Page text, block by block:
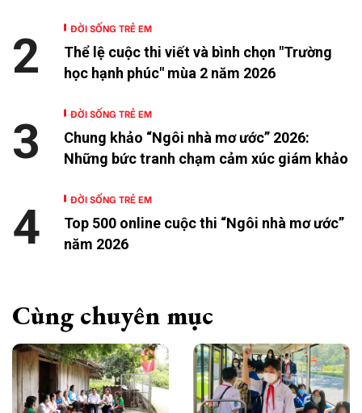
ĐỜI SỐNG TRẺ EM
Thể lệ cuộc thi viết và bình chọn "Trường
học hạnh phúc" mùa 2 năm 2026
2
ĐỜI SỐNG TRẺ EM
Chung khảo “Ngôi nhà mơ ước” 2026:
Những bức tranh chạm cảm xúc giám khảo
3
ĐỜI SỐNG TRẺ EM
Top 500 online cuộc thi “Ngôi nhà mơ ước”
năm 2026
4
Cùng chuyên mục